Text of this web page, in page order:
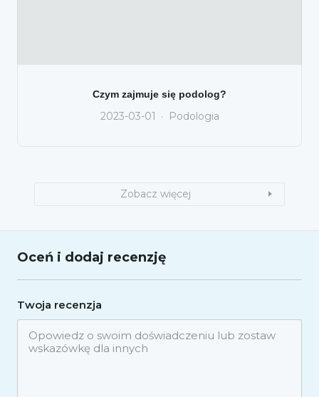
Czym zajmuje się podolog?
2023-03-01 Podologia
Zobacz więcej
Oceń i dodaj recenzję
Twoja recenzja